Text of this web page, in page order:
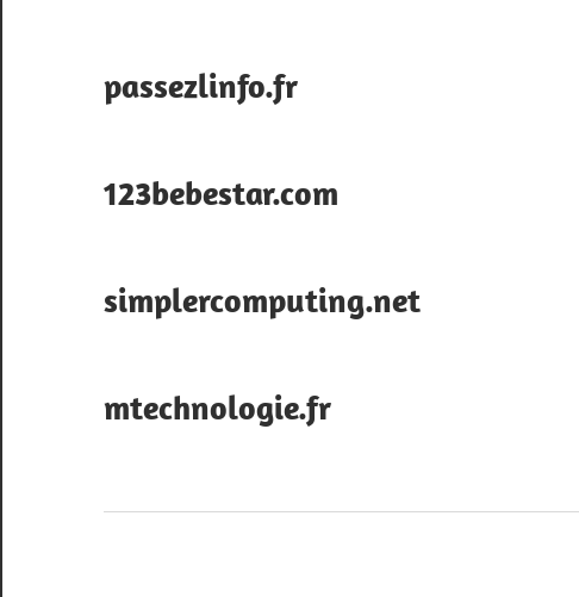
passezlinfo.fr
123bebestar.com
simplercomputing.net
mtechnologie.fr